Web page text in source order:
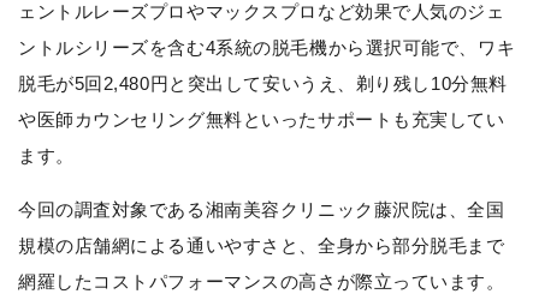
ェントルレーズプロやマックスプロなど効果で人気のジェ
ントルシリーズを含む4系統の脱毛機から選択可能で、ワキ
脱毛が5回2,480円と突出して安いうえ、剃り残し10分無料
や医師カウンセリング無料といったサポートも充実してい
ます。
今回の調査対象である湘南美容クリニック藤沢院は、全国
規模の店舗網による通いやすさと、全身から部分脱毛まで
網羅したコストパフォーマンスの高さが際立っています。